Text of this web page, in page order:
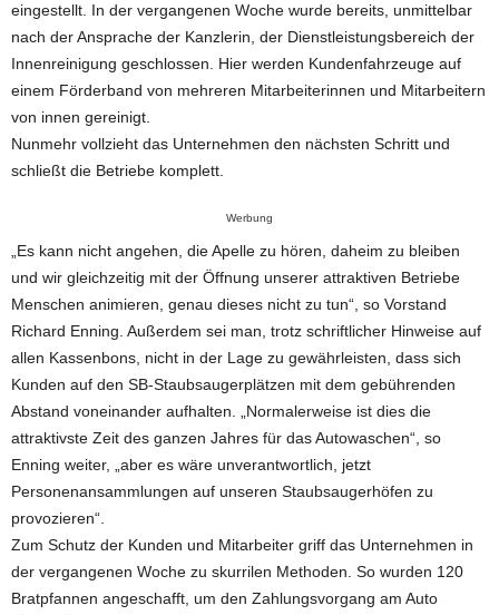
eingestellt. In der vergangenen Woche wurde bereits, unmittelbar
nach der Ansprache der Kanzlerin, der Dienstleistungsbereich der
Innenreinigung geschlossen. Hier werden Kundenfahrzeuge auf
einem Förderband von mehreren Mitarbeiterinnen und Mitarbeitern
von innen gereinigt.
Nunmehr vollzieht das Unternehmen den nächsten Schritt und
schließt die Betriebe komplett.
Werbung
„Es kann nicht angehen, die Apelle zu hören, daheim zu bleiben
und wir gleichzeitig mit der Öffnung unserer attraktiven Betriebe
Menschen animieren, genau dieses nicht zu tun“, so Vorstand
Richard Enning. Außerdem sei man, trotz schriftlicher Hinweise auf
allen Kassenbons, nicht in der Lage zu gewährleisten, dass sich
Kunden auf den SB-Staubsaugerplätzen mit dem gebührenden
Abstand voneinander aufhalten. „Normalerweise ist dies die
attraktivste Zeit des ganzen Jahres für das Autowaschen“, so
Enning weiter, „aber es wäre unverantwortlich, jetzt
Personenansammlungen auf unseren Staubsaugerhöfen zu
provozieren“.
Zum Schutz der Kunden und Mitarbeiter griff das Unternehmen in
der vergangenen Woche zu skurrilen Methoden. So wurden 120
Bratpfannen angeschafft, um den Zahlungsvorgang am Auto